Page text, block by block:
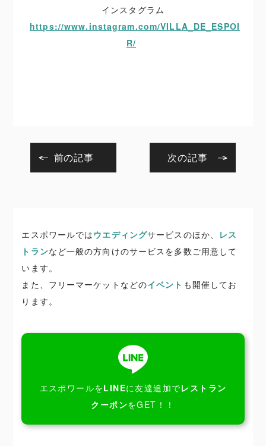
インスタグラム
https://www.instagram.com/VILLA_DE_ESPOI
R/
前の記事 次の記事
エスポワールではウエディングサービスのほか、 レス
トランなど一般の方向けのサービスを多数ご用意して
います。
また、フリーマーケットなどのイベント も開催してお
ります。
エスポワールをLINEに友達追加でレストラン
クーポンをGET！！